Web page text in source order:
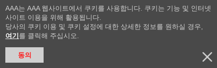
AAA는 AAA 웹사이트에서 쿠키를 사용합니다. 쿠키는 기능 및 인터넷
사이트 이용을 위해 활용됩니다.
당사의 쿠키 이용 및 쿠키 설정에 대한 상세한 정보를 원하실 경우,
여기 를 클릭해 주십시오.
동의